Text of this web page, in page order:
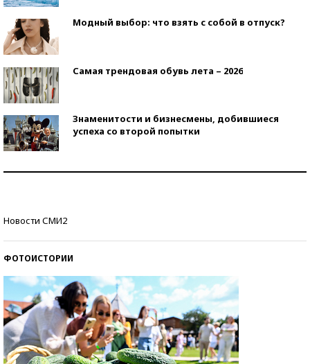
Модный выбор: что взять с собой в отпуск?
Самая трендовая обувь лета – 2026
Знаменитости и бизнесмены, добившиеся
успеха со второй попытки
Новости СМИ2
ФОТОИСТОРИИ